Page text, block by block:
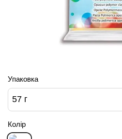
Упаковка
57 г
Колір